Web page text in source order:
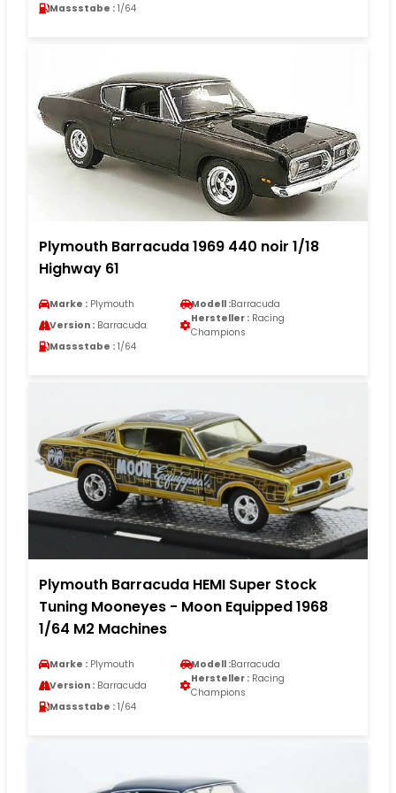
Massstabe : 1/64
Plymouth Barracuda 1969 440 noir 1/18
Highway 61
Marke : Plymouth Modell :Barracuda
Version : Barracuda
Hersteller : Racing
Champions
Massstabe : 1/64
Plymouth Barracuda HEMI Super Stock
Tuning Mooneyes - Moon Equipped 1968
1/64 M2 Machines
Marke : Plymouth Modell :Barracuda
Version : Barracuda
Hersteller : Racing
Champions
Massstabe : 1/64